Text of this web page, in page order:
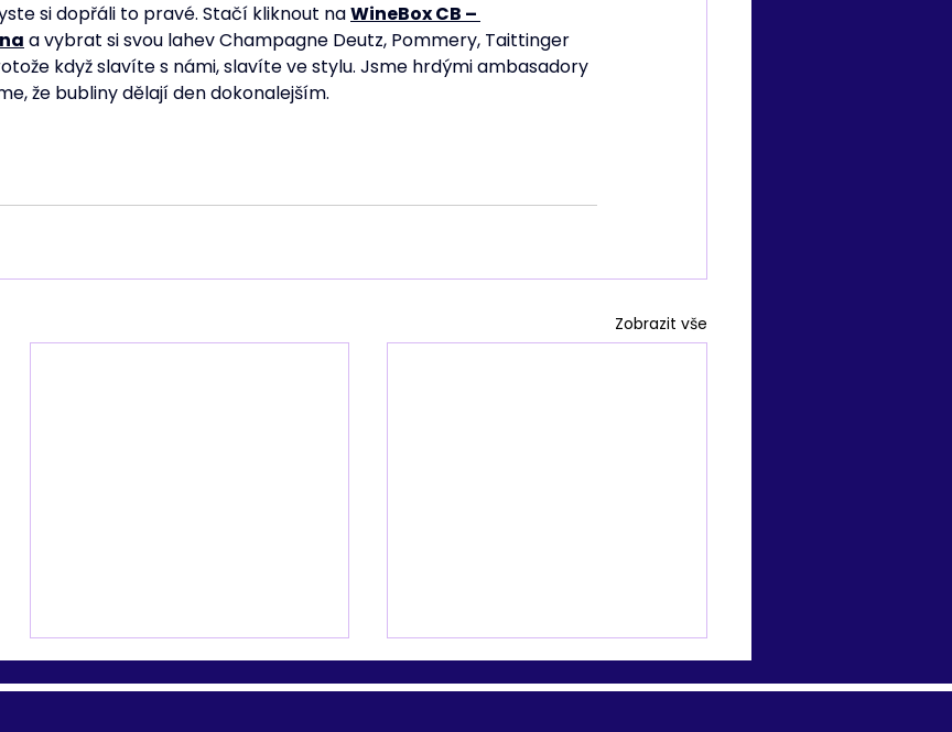
si dopřáli to pravé. Stačí kliknout na WineBox CB –
a vybrat si svou lahev Champagne Deutz, Pommery, Taittinger
když slavíte s námi, slavíte ve stylu. Jsme hrdými ambasadory
že bubliny dělají den dokonalejším.
Zobrazit vše